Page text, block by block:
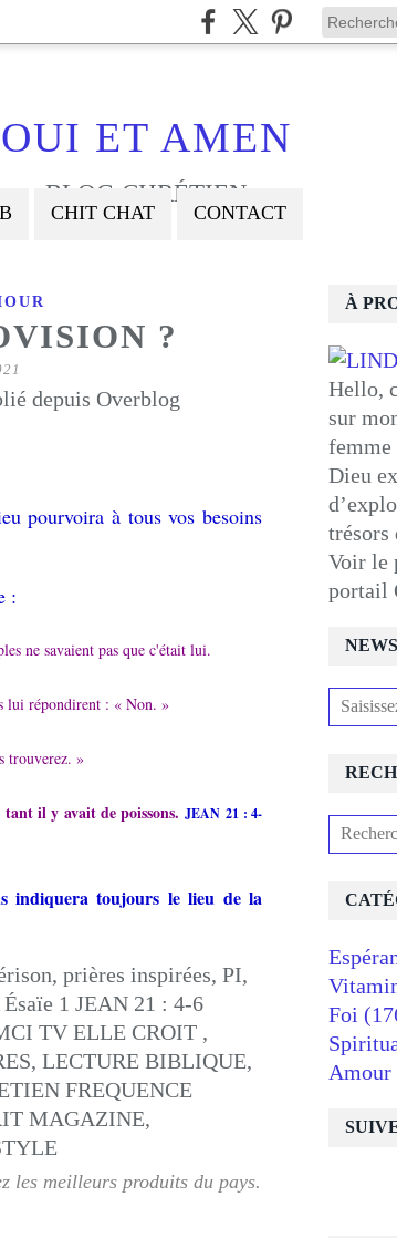
OUI ET AMEN
BLOG CHRÉTIEN
CHIT CHAT CONTACT
?
depuis Overblog
pourvoira à tous vos besoins
:
ne savaient pas que c'était lui.
lui répondirent : « Non. »
trouverez. »
il y avait de poissons. JEAN 21 : 4-
indiquera toujours le lieu de la
les meilleurs produits du pays.
À
Hello,
sur
femme
Dieu
trésors
Voir le
portail
Foi
Amour